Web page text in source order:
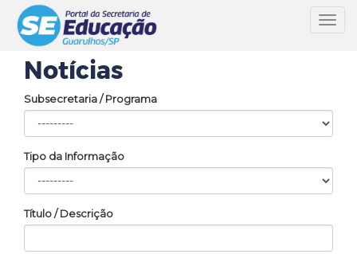
Notícias
Subsecretaria / Programa
Tipo da Informação
Título / Descrição